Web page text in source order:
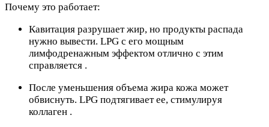
Почему это работает:
Кавитация разрушает жир, но продукты распада
нужно вывести. LPG с его мощным
лимфодренажным эффектом отлично с этим
справляется .
После уменьшения объема жира кожа может
обвиснуть. LPG подтягивает ее, стимулируя
коллаген .